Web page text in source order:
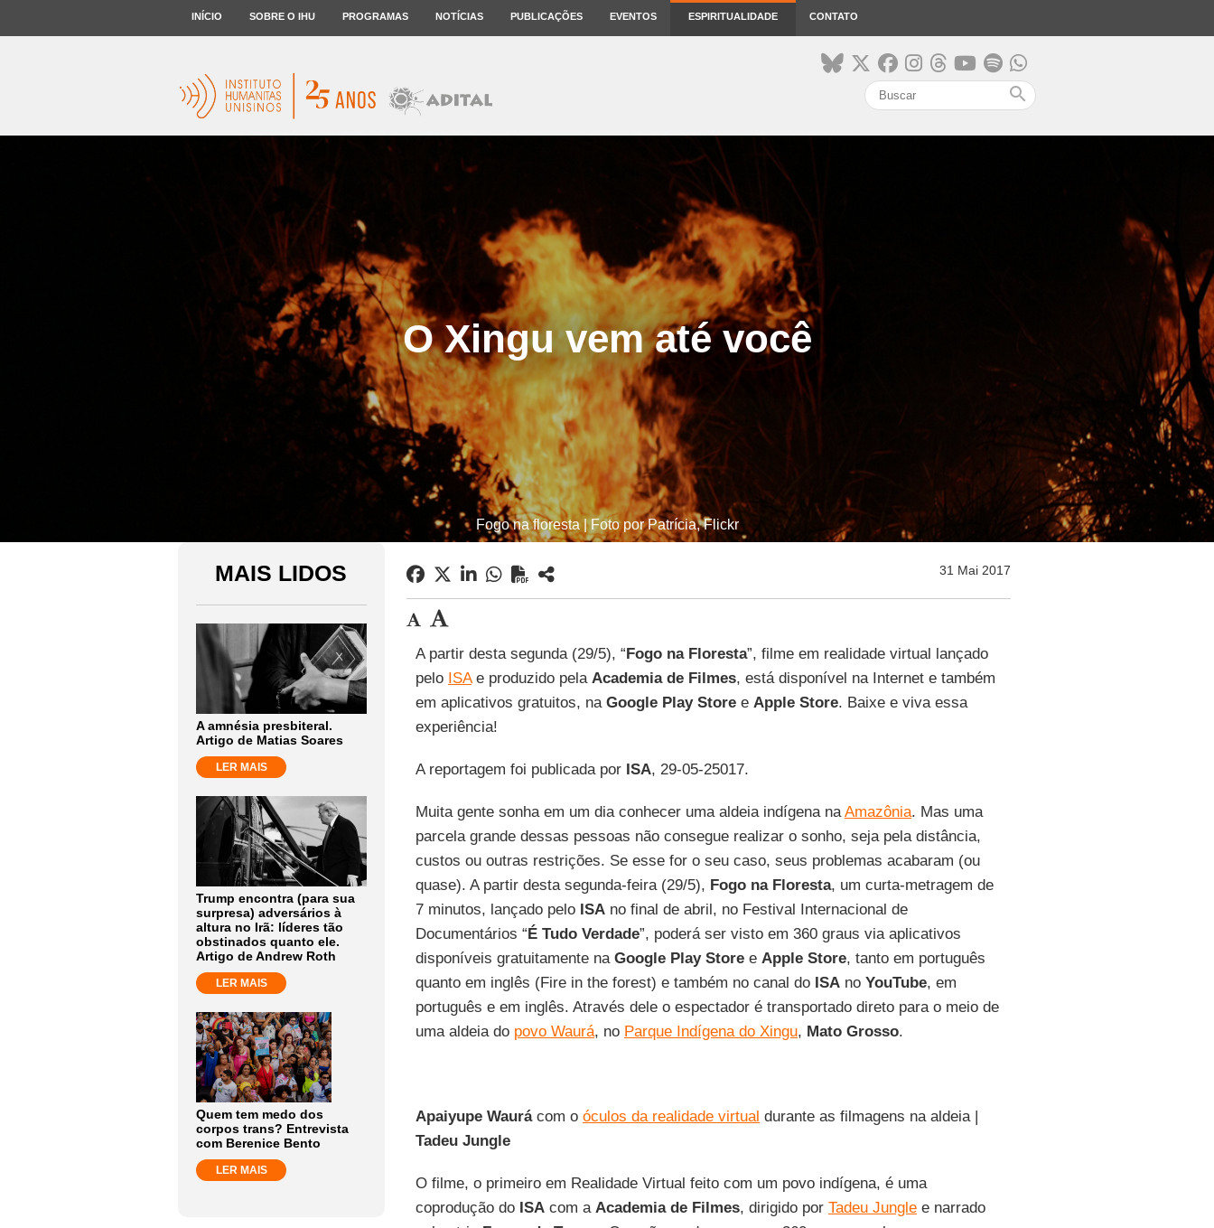
INÍCIO SOBRE O IHU PROGRAMAS NOTÍCIAS PUBLICAÇÕES EVENTOS ESPIRITUALIDADE CONTATO
search
O Xingu vem até você
Fogo na floresta | Foto por Patrícia, Flickr
MAIS LIDOS
A amnésia presbiteral.
Artigo de Matias Soares
LER MAIS
Trump encontra (para sua
surpresa) adversários à
altura no Irã: líderes tão
obstinados quanto ele.
Artigo de Andrew Roth
LER MAIS
Quem tem medo dos
corpos trans? Entrevista
com Berenice Bento
LER MAIS
31 Mai 2017
A partir desta segunda (29/5), “Fogo na Floresta”, filme em realidade virtual lançado
pelo ISAe produzido pela Academia de Filmes, está disponível na Internet e também
em aplicativos gratuitos, na Google Play Storee Apple Store. Baixe e viva essa
experiência!
A reportagem foi publicada por ISA, 29-05-25017.
Muita gente sonha em um dia conhecer uma aldeia indígena naAmazônia. Mas uma
parcela grande dessas pessoas não consegue realizar o sonho, seja pela distância,
custos ou outras restrições. Se esse for o seu caso, seus problemas acabaram (ou
quase). A partir desta segunda-feira (29/5), Fogo na Floresta, um curta-metragem de
7 minutos, lançado pelo ISAno final de abril, no Festival Internacional de
Documentários “É Tudo Verdade”, poderá ser visto em 360 graus via aplicativos
disponíveis gratuitamente na Google Play Storee Apple Store, tanto em português
quanto em inglês (Fire in the forest) e também no canal do ISAno YouTube, em
português e em inglês. Através dele o espectador é transportado direto para o meio de
uma aldeia do povo Waurá, no Parque Indígena do Xingu, Mato Grosso.
Apaiyupe Waurácom o óculos da realidade virtual durante as filmagens na aldeia |
Tadeu Jungle
O filme, o primeiro em Realidade Virtual feito com um povo indígena, é uma
coprodução do ISAcom a Academia de Filmes, dirigido por Tadeu Junglee narrado